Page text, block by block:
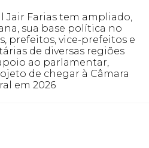
Jair Farias tem ampliado,
sua base política no
prefeitos, vice-prefeitos e
de diversas regiões
ao parlamentar,
de chegar à Câmara
em 2026